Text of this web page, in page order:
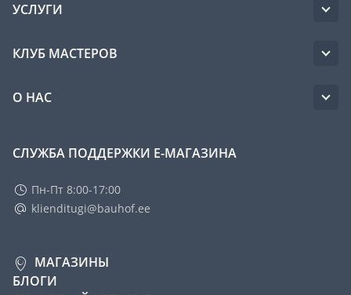
УСЛУГИ
КЛУБ МАСТЕРОВ
О НАС
СЛУЖБА ПОДДЕРЖКИ Е-МАГАЗИНА
Пн-Пт 8:00-17:00
klienditugi@bauhof.ee
МАГАЗИНЫ
БЛОГИ